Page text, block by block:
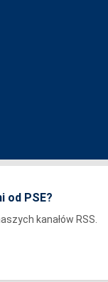
od PSE?
kanałów RSS.